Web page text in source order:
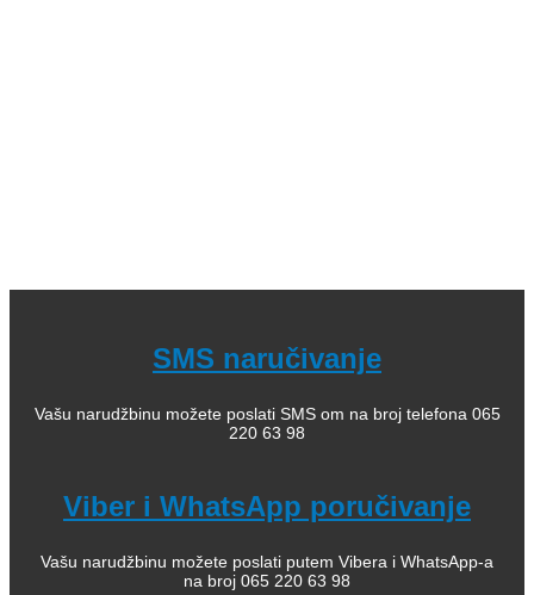
SMS naručivanje
Vašu narudžbinu možete poslati SMS om na broj telefona 065
220 63 98
Viber i WhatsApp poručivanje
Vašu narudžbinu možete poslati putem Vibera i WhatsApp-a
na broj 065 220 63 98